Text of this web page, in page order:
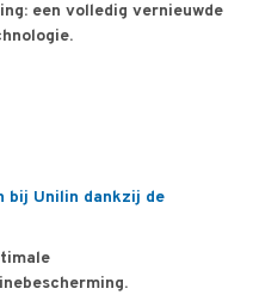
een volledig vernieuwde
bij Unilin dankzij de